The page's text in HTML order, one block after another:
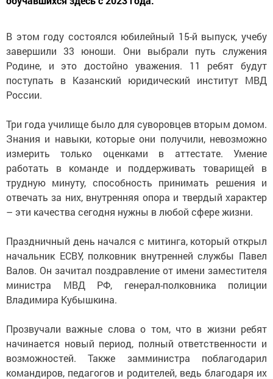
В этом году состоялся юбилейный 15-й выпуск, учебу
завершили 33 юноши. Они выбрали путь служения
Родине, и это достойно уважения. 11 ребят будут
поступать в Казанский юридический институт МВД
России.
Три года училище было для суворовцев вторым домом.
Знания и навыки, которые они получили, невозможно
измерить только оценками в аттестате. Умение
работать в команде и поддерживать товарищей в
трудную минуту, способность принимать решения и
отвечать за них, внутренняя опора и твердый характер
– эти качества сегодня нужны в любой сфере жизни.
Праздничный день начался с митинга, который открыл
начальник ЕСВУ, полковник внутренней службы Павел
Валов. Он зачитал поздравление от имени заместителя
министра МВД РФ, генерал-полковника полиции
Владимира Кубышкина.
Прозвучали важные слова о том, что в жизни ребят
начинается новый период, полный ответственности и
возможностей. Также замминистра поблагодарил
командиров, педагогов и родителей, ведь благодаря их